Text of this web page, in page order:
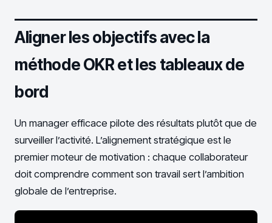
Aligner les objectifs avec la
méthode OKR et les tableaux de
bord
Un manager efficace pilote des résultats plutôt que de
surveiller l’activité. L’alignement stratégique est le
premier moteur de motivation : chaque collaborateur
doit comprendre comment son travail sert l’ambition
globale de l’entreprise.